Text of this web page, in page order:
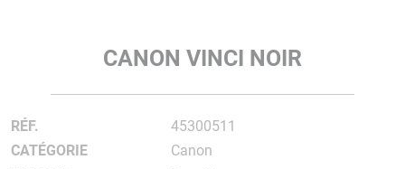
CANON VINCI NOIR
RÉF.
45300511
CATÉGORIE
Canon